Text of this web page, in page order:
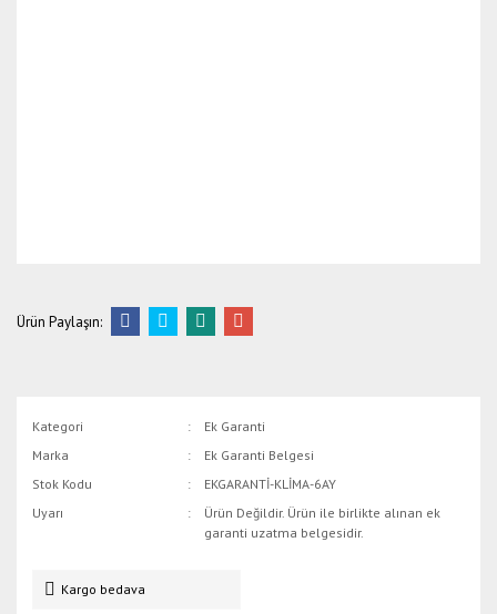
Ürün Paylaşın:
Kategori
Ek Garanti
Marka
Ek Garanti Belgesi
Stok Kodu
EKGARANTİ-KLİMA-6AY
Uyarı
Ürün Değildir. Ürün ile birlikte alınan ek
garanti uzatma belgesidir.
Kargo bedava